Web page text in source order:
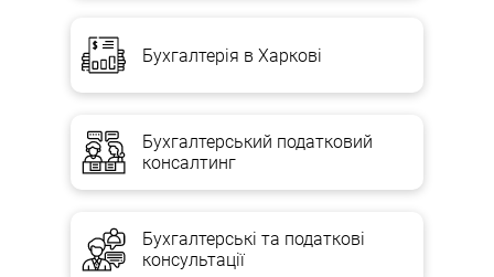
Отримання нового кредиту, включаючи забезпечення частки в
капіталі акцій (акції)
кредитоутримуючими організаціями ми допоможемо Вам:
Оскарження вимог кредиторів у суді
Бухгалтерія в Харкові
Бухгалтерський податковий
консалтинг
Бухгалтерські та податкові
консультації